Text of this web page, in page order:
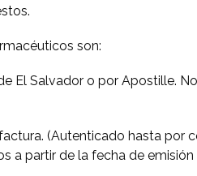
son:
El Salvador o por Apostille.
(Autenticado hasta por
a partir de la fecha de